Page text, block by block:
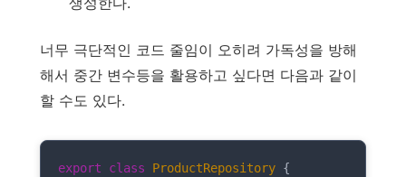
너무 극단적인 코드 줄임이 오히려 가독성을 방해
해서 중간 변수등을 활용하고 싶다면 다음과 같이
할 수도 있다.
export class ProductRepository {